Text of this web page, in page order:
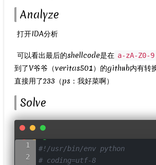
Analyze
​ 打开IDA分析
​ 可以看出最后的shellcode是在 a-zA-Z0-9
到了V爷爷（veritas501）的github内有转
直接用了233（ps：我好菜啊）
Solve
#!/usr/bin/env python
# coding=utf-8